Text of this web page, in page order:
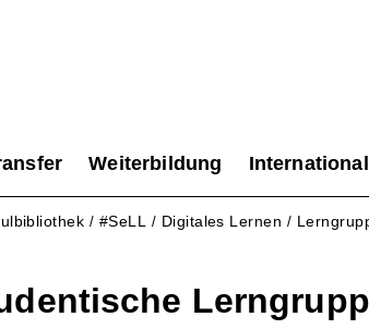
Weiterbildung
/ #SeLL / Digitales Lernen /